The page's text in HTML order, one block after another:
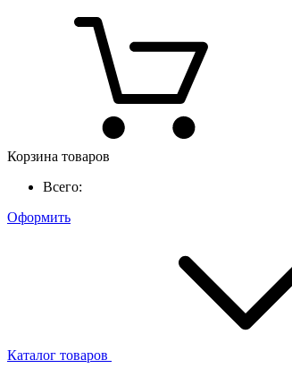
Корзина товаров
Всего:
Оформить
Каталог товаров